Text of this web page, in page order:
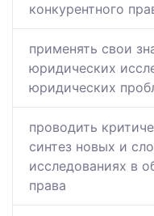
конкурентного
применять свои
юридических
юридических
проводить
синтез новых и
исследованиях в
права